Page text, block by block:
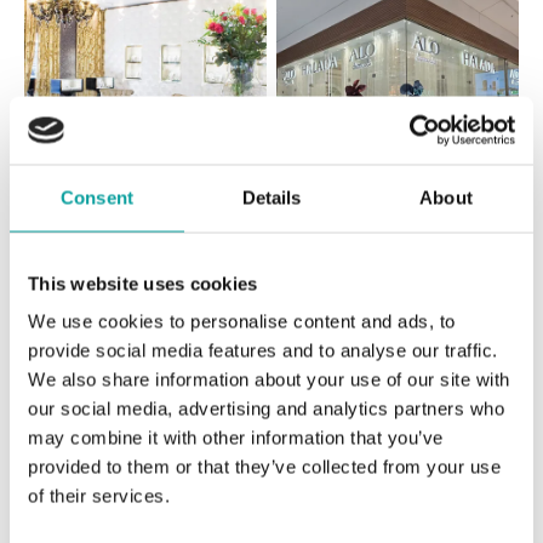
Consent Details About
This website uses cookies
We use cookies to personalise content and ads, to
provide social media features and to analyse our traffic.
We also share information about your use of our site with
our social media, advertising and analytics partners who
may combine it with other information that you’ve
provided to them or that they’ve collected from your use
of their services.
Všetky Česko
Hlavná 123/1, 040 01 Košice
tel.: +421 911 854 322, +421 917 869 485
zajtra otvorené od 10:00
ALO diamonds OC Aupark, Bratislava
Einsteinova 18, 851 01 Bratislava
tel.: +421 917 090 891